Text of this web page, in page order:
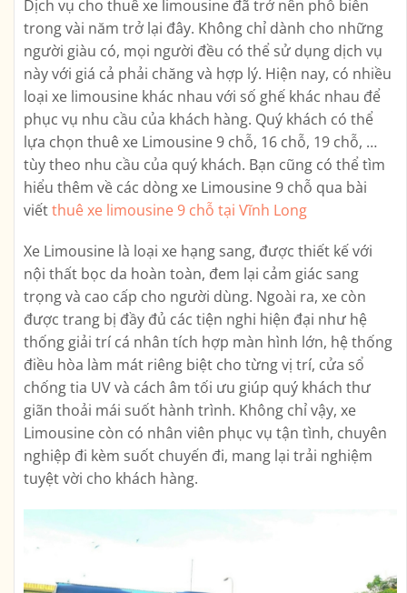
Dịch vụ cho thuê xe limousine đã trở nên phổ biến
trong vài năm trở lại đây. Không chỉ dành cho những
người giàu có, mọi người đều có thể sử dụng dịch vụ
này với giá cả phải chăng và hợp lý. Hiện nay, có nhiều
loại xe limousine khác nhau với số ghế khác nhau để
phục vụ nhu cầu của khách hàng. Quý khách có thể
lựa chọn thuê xe Limousine 9 chỗ, 16 chỗ, 19 chỗ, …
tùy theo nhu cầu của quý khách. Bạn cũng có thể tìm
hiểu thêm về các dòng xe Limousine 9 chỗ qua bài
viếtthuê xe limousine 9 chỗ tại Vĩnh Long
Xe Limousine là loại xe hạng sang, được thiết kế với
nội thất bọc da hoàn toàn, đem lại cảm giác sang
trọng và cao cấp cho người dùng. Ngoài ra, xe còn
được trang bị đầy đủ các tiện nghi hiện đại như hệ
thống giải trí cá nhân tích hợp màn hình lớn, hệ thống
điều hòa làm mát riêng biệt cho từng vị trí, cửa sổ
chống tia UV và cách âm tối ưu giúp quý khách thư
giãn thoải mái suốt hành trình. Không chỉ vậy, xe
Limousine còn có nhân viên phục vụ tận tình, chuyên
nghiệp đi kèm suốt chuyến đi, mang lại trải nghiệm
tuyệt vời cho khách hàng.